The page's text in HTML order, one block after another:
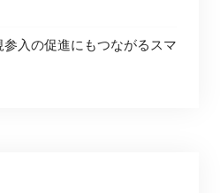
入の促進にもつながるスマ